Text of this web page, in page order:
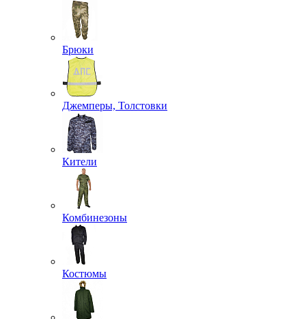
Брюки
Джемперы, Толстовки
Кители
Комбинезоны
Костюмы